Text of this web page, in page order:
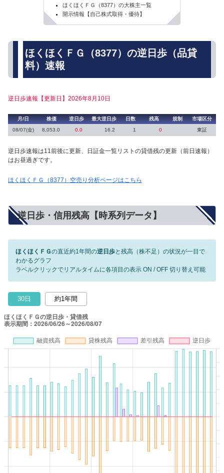
ほくほくＦＧ（8377）の大株主一覧
開示情報【自己株式取得・優待】
ほくほくＦＧ（8377）の逆日歩（品貸
料）速報
逆日歩速報【更新日】2026年8月10日
月/日 株価 逆日歩 最大逆日歩 日数 残高 規制
市場区分
08/07(金)
8,053.0 0.0 16.2 1 0 東証
逆日歩速報は11前後に更新、日証金一覧リストの貸借残の更新（前日速報）
はお昼過ぎです。
ほくほくＦＧ（8377）空売り分析ページはこちら
逆日歩・信用残高【時系列データ】
ほくほくＦＧの直近約1年間の逆日歩と残高（株不足）の状況が一目で
わかるグラフ
ラベルクリックでリアルタイムに各項目の表示 ON / OFF 切り替え可能
30日 約1年間